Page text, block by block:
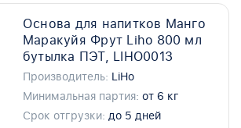
Основа для напитков Манго
Маракуйя Фрут Liho 800 мл
бутылка ПЭТ, LIHO0013
Производитель: LiHo
Минимальная партия: от 6 кг
Срок отгрузки: до 5 дней